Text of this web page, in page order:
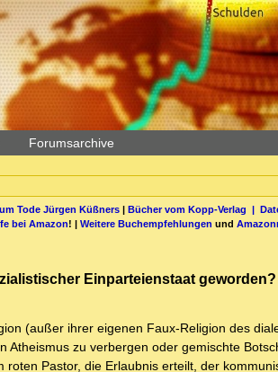
Forumsarchive
Tode Jürgen Küßners| Bücher vom Kopp-Verlag |
bei Amazon! | Weitere Buchempfehlungen und
Einparteienstaat geworden?
(außer ihrer eigenen Faux-Religion des
zu verbergen oder gemischte
Pastor, die Erlaubnis erteilt, der